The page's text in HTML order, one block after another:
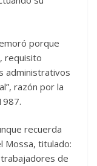
porque
requisito
administrativos
razón por la
recuerda
Mossa, titulado:
de